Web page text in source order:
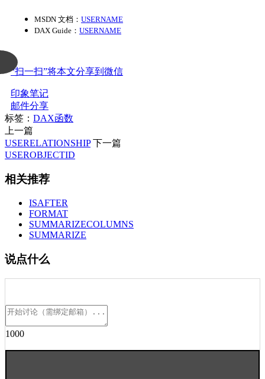
MSDN 文档： USERNAME
DAX Guide： USERNAME
“扫一扫”将本文分享到微信
印象笔记
邮件分享
标签： DAX函数
上一篇
USERELATIONSHIP 下一篇
USEROBJECTID
相关推荐
ISAFTER
FORMAT
SUMMARIZECOLUMNS
SUMMARIZE
说点什么
1000